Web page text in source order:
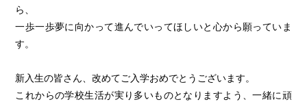
ら、
一歩一歩夢に向かって進んでいってほしいと心から願っていま
す。
新入生の皆さん、改めてご入学おめでとうございます。
これからの学校生活が実り多いものとなりますよう、一緒に頑